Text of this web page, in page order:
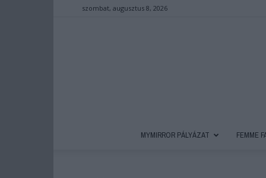
szombat, augusztus 8, 2026
MYMIRROR PÁLYÁZAT FEMME